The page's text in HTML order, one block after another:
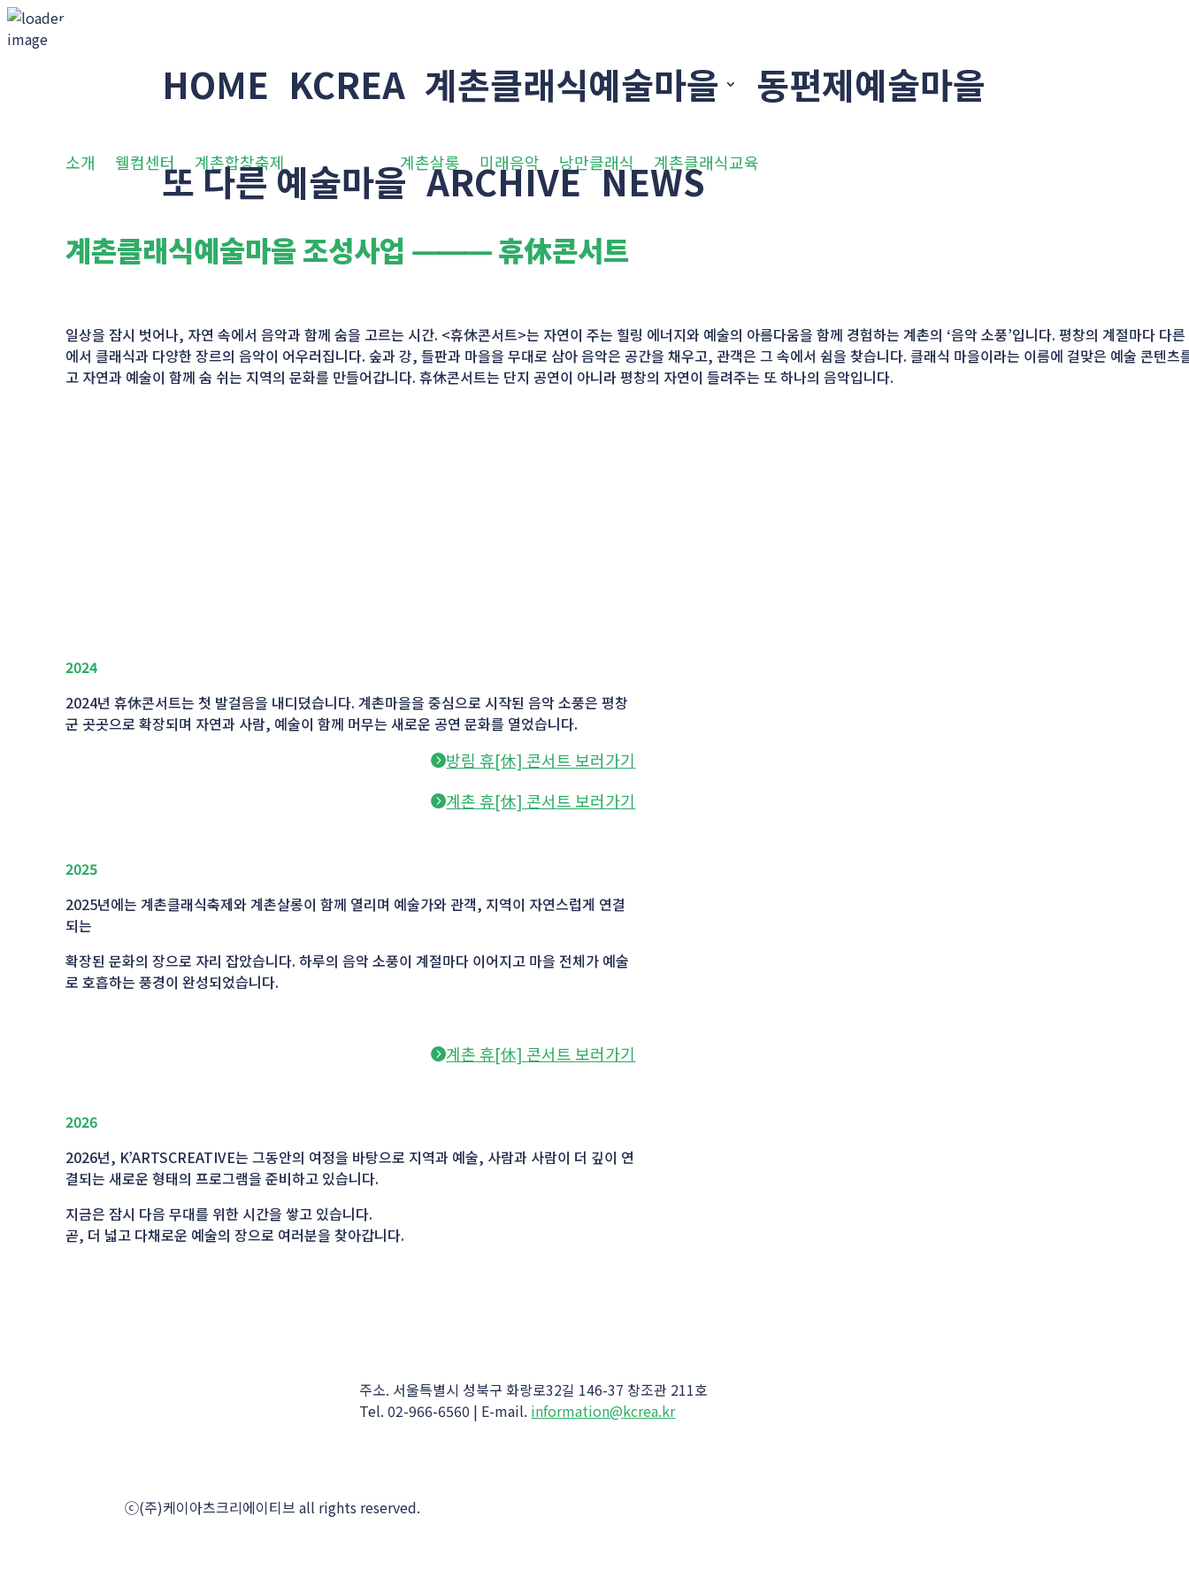
HOME KCREA 계촌클래식예술마을
동편제예술마을
또 다른 예술마을 ARCHIVE NEWS
소개 웰컴센터 계촌합창축제 휴休콘서트 계촌살롱 미래음악 낭만클래식 계촌클래식교육
계촌클래식예술마을 조성사업 ⸻ 휴休콘서트
일상을 잠시 벗어나, 자연 속에서 음악과 함께 숨을 고르는 시간. <휴休콘서트>는 자연이 주는 힐링 에너지와 예술의 아름다움을 함께 경험하는 계촌의 ‘음악 소풍’입니다. 평창의 계절마다 다
에서 클래식과 다양한 장르의 음악이 어우러집니다. 숲과 강, 들판과 마을을 무대로 삼아 음악은 공간을 채우고, 관객은 그 속에서 쉼을 찾습니다. 클래식 마을이라는 이름에 걸맞은 예술 콘텐츠
고 자연과 예술이 함께 숨 쉬는 지역의 문화를 만들어갑니다. 휴休콘서트는 단지 공연이 아니라 평창의 자연이 들려주는 또 하나의 음악입니다.
2024
2024년 휴休콘서트는 첫 발걸음을 내디뎠습니다. 계촌마을을 중심으로 시작된 음악 소풍은 평창
군 곳곳으로 확장되며 자연과 사람, 예술이 함께 머무는 새로운 공연 문화를 열었습니다.
방림 휴[休] 콘서트 보러가기
계촌 휴[休] 콘서트 보러가기
2025
2025년에는 계촌클래식축제와 계촌살롱이 함께 열리며 예술가와 관객, 지역이 자연스럽게 연결
되는
확장된 문화의 장으로 자리 잡았습니다. 하루의 음악 소풍이 계절마다 이어지고 마을 전체가 예술
로 호흡하는 풍경이 완성되었습니다.
계촌 휴[休] 콘서트 보러가기
2026
2026년, K’ARTSCREATIVE는 그동안의 여정을 바탕으로 지역과 예술, 사람과 사람이 더 깊이 연
결되는 새로운 형태의 프로그램을 준비하고 있습니다.
지금은 잠시 다음 무대를 위한 시간을 쌓고 있습니다.
곧, 더 넓고 다채로운 예술의 장으로 여러분을 찾아갑니다.
주소. 서울특별시 성북구 화랑로32길 146-37 창조관 211호
Tel.02-966-6560 | E-mail. information@kcrea.kr
ⓒ(주)케이아츠크리에이티브 all rights reserved.